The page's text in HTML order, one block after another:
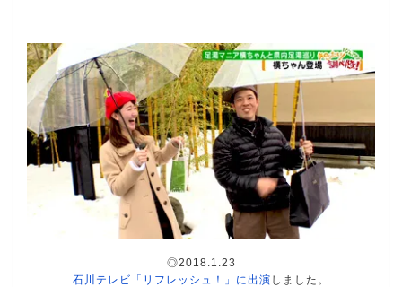
◎2018.1.23
石川テレビ「リフレッシュ！」に出演 しました。